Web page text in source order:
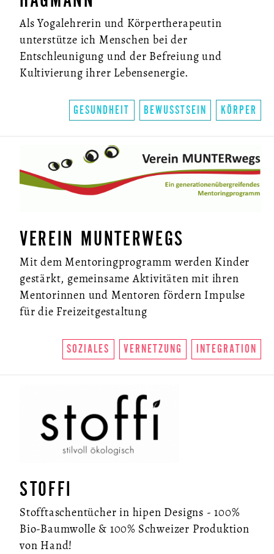
Als Yogalehrerin und Körpertherapeutin
unterstütze ich Menschen bei der
Entschleunigung und der Befreiung und
Kultivierung ihrer Lebensenergie.
GESUNDHEIT BEWUSSTSEIN KÖRPER
VEREIN MUNTERWEGS
Mit dem Mentoringprogramm werden Kinder
gestärkt, gemeinsame Aktivitäten mit ihren
Mentorinnen und Mentoren fördern Impulse
für die Freizeitgestaltung
SOZIALES VERNETZUNG INTEGRATION
STOFFI
Stofftaschentücher in hipen Designs - 100%
Bio-Baumwolle & 100% Schweizer Produktion
von Hand!